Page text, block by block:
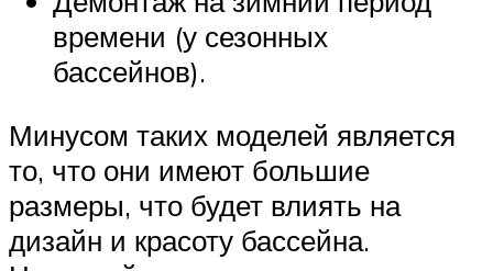
времени (у сезонных
бассейнов).
Минусом таких моделей является
то, что они имеют большие
размеры, что будет влиять на
дизайн и красоту бассейна.